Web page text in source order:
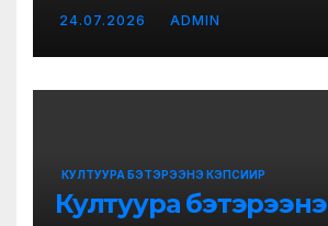
24.07.2026 ADMIN
КУЛТУУРА БЭТЭРЭЭНЭ КЭПСИИР
Култуура бэтэрээнэ